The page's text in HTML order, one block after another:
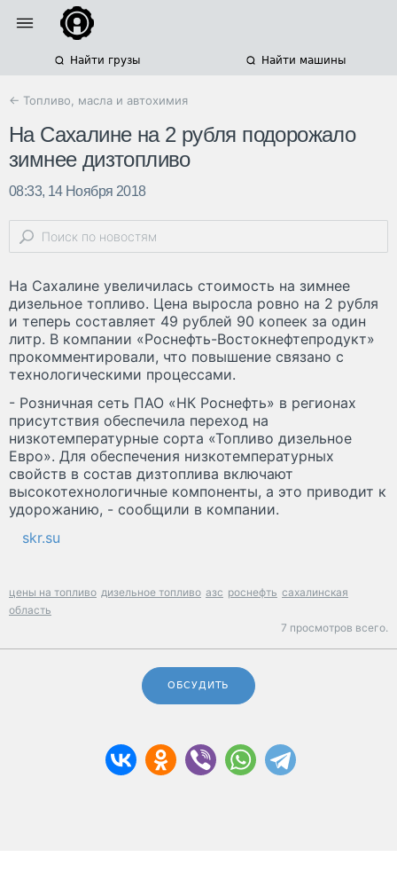
Найти грузы Найти машины
← Топливо, масла и автохимия
На Сахалине на 2 рубля подорожало
зимнее дизтопливо
08:33, 14 Ноября 2018
На Сахалине увеличилась стоимость на зимнее
дизельное топливо. Цена выросла ровно на 2 рубля
и теперь составляет 49 рублей 90 копеек за один
литр. В компании «Роснефть-Востокнефтепродукт»
прокомментировали, что повышение связано с
технологическими процессами.
- Розничная сеть ПАО «НК Роснефть» в регионах
присутствия обеспечила переход на
низкотемпературные сорта «Топливо дизельное
Евро». Для обеспечения низкотемпературных
свойств в состав дизтоплива включают
высокотехнологичные компоненты, а это приводит к
удорожанию, - сообщили в компании.
skr.su
цены на топливо дизельное топливо азс роснефть сахалинская
область
7 просмотров всего.
ОБСУДИТЬ